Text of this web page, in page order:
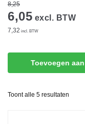
8,25
6,05 excl. BTW
7,32 incl. BTW
Toevoegen aan
Toont alle 5 resultaten